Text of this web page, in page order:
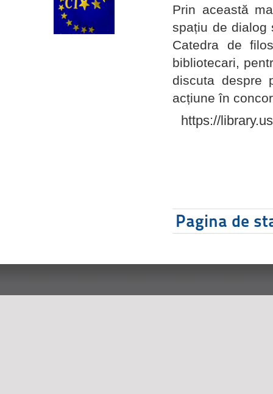
Prin această
spațiu de dialog
Catedra de
bibliotecari,
discuta despre
acțiune în
https://
Pagina de